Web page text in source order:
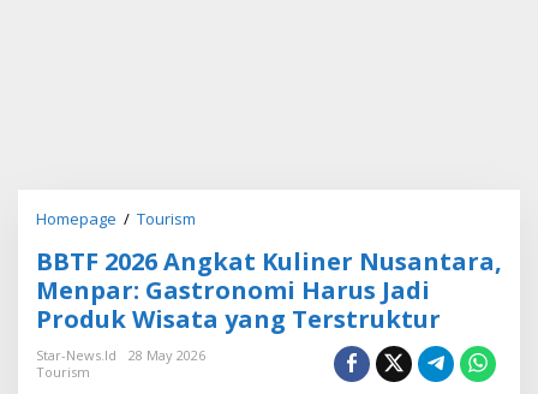
Homepage / Tourism
T
F
2
0
2
BBTF 2026 Angkat Kuliner Nusantara,
Menpar: Gastronomi Harus Jadi
Produk Wisata yang Terstruktur
Star-News.id
28 May 2026
Tourism